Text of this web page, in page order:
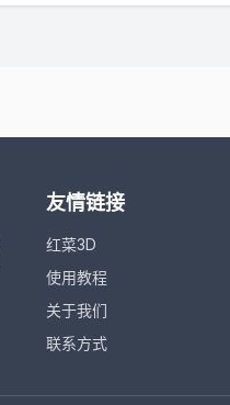
友情链接
红菜3D
使用教程
关于我们
联系方式